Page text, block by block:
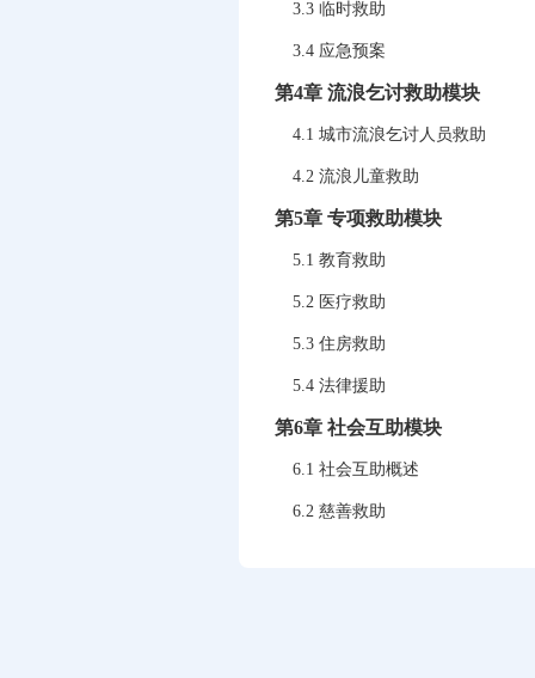
3.3 临时救助
3.4 应急预案
第4章 流浪乞讨救助模块
4.1 城市流浪乞讨人员救助
4.2 流浪儿童救助
第5章 专项救助模块
5.1 教育救助
5.2 医疗救助
5.3 住房救助
5.4 法律援助
第6章 社会互助模块
6.1 社会互助概述
6.2 慈善救助